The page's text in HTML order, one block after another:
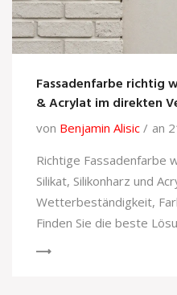
Fassadenfarbe richtig
& Acrylat im direkten
von Benjamin Alisic
an
Richtige Fassadenfarbe
Silikat, Silikonharz und
Wetterbeständigkeit,
Finden Sie die beste